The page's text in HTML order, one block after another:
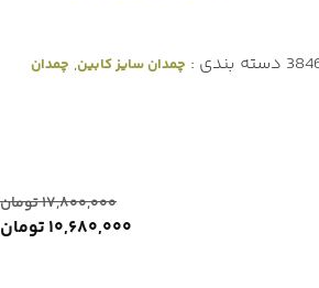
دسته بندی : چمدان سایز کابین, چمدان
۱۷,۸۰۰,۰۰۰تومان
۱۰,۶۸۰,۰۰۰تومان